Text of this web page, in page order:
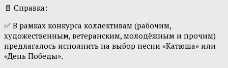
📄 Справка:
✅ В рамках конкурса коллективам (рабочим,
художественным, ветеранским, молодёжным и прочим)
предлагалось исполнить на выбор песни «Катюша» или
«День Победы».